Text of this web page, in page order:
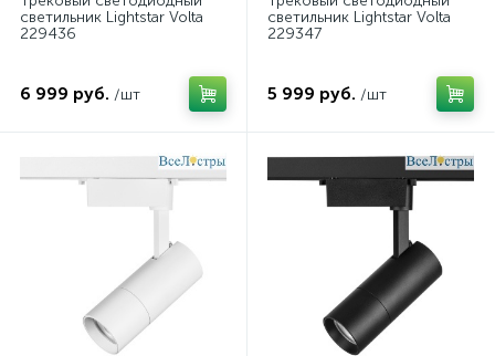
светильник Lightstar Volta
229436
6 999 руб. /шт
светильник Lightstar Volta
229347
5 999 руб. /шт